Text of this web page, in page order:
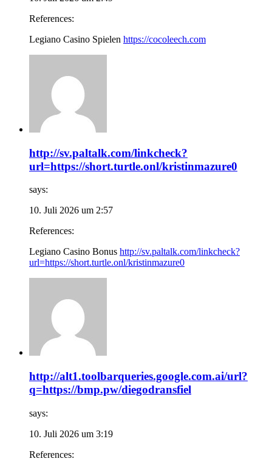
References:
Legiano Casino Spielen https://cocoleech.com
http://sv.paltalk.com/linkcheck?
url=https://short.turtle.onl/kristinmazure0
says:
10. Juli 2026 um 2:57
References:
Legiano Casino Bonus http://sv.paltalk.com/linkcheck?
url=https://short.turtle.onl/kristinmazure0
http://alt1.toolbarqueries.google.com.ai/url?
q=https://bmp.pw/diegodransfiel
says:
10. Juli 2026 um 3:19
References: